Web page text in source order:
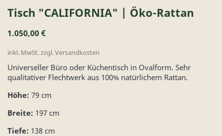
Tisch "CALIFORNIA" | Öko-Rattan
1.050,00 €
inkl. MwSt. zzgl. Versandkosten
Universeller Büro oder Küchentisch in Ovalform. Sehr
qualitativer Flechtwerk aus 100% natürlichem Rattan.
Höhe: 79 cm
Breite: 197 cm
Tiefe: 138 cm